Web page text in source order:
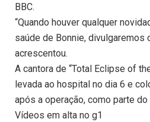
BBC.
“Quando houver qualquer
saúde de Bonnie, divulgaremos
acrescentou.
A cantora de “Total Eclipse of
levada ao hospital no dia 6 e
após a operação, como parte do
Vídeos em alta no g1